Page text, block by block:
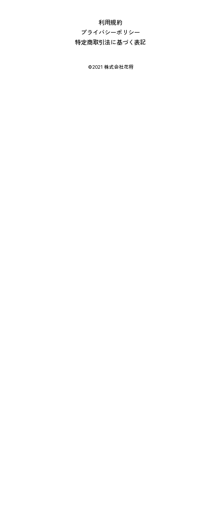
利用規約
プライバシーポリシー
特定商取引法に基づく表記
©2021 株式会社花将